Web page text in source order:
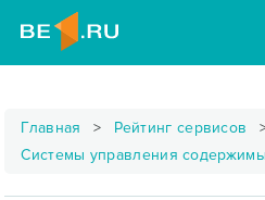
Главная Рейтинг сервисов
Системы управления